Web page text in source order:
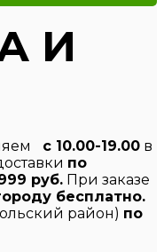
И
с 10.00-19.00 в
по
руб. При заказе
бесплатно.
район) по